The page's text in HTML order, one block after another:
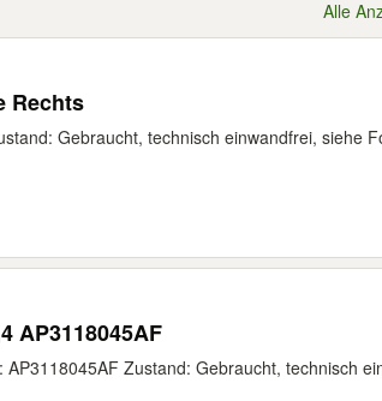
Alle
Rechts
Gebraucht, technisch einwandfrei, siehe
AP3118045AF
Zustand: Gebraucht, technisch